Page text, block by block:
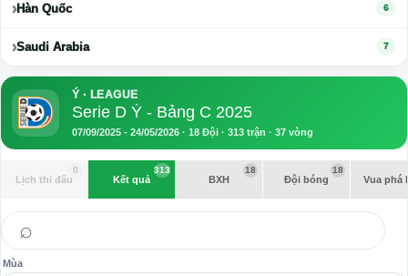
Hàn Quốc 6
Saudi Arabia 7
Ý · LEAGUE
Serie D Ý - Bảng C 2025
07/09/2025 - 24/05/2026 · 18 Đội · 313 trận · 37 vòng
Lịch thi đấu
0
Kết quả
313
BXH
18
Đội bóng
18
Vua phá
⌕
Mùa